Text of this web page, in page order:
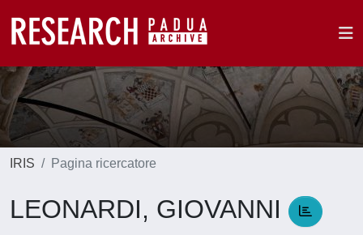
IRIS Pagina ricercatore
LEONARDI, GIOVANNI